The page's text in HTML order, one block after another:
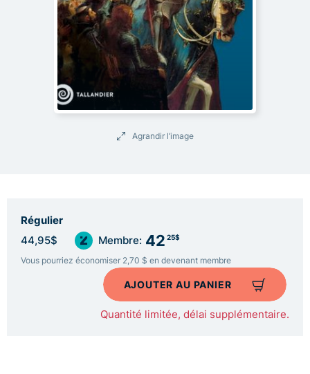
Agrandir l’image
Régulier
44,95$ Membre: 42 25$
Vous pourriez économiser 2,70 $ en devenant membre
AJOUTER AU PANIER
Quantité limitée, délai supplémentaire.